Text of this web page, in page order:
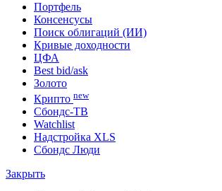
Портфель
Консенсусы
Поиск облигаций (ИИ)
Кривые доходности
ЦФА
Best bid/ask
Золото
Крипто new
Сбондс-ТВ
Watchlist
Надстройка XLS
Сбондс Люди
Закрыть